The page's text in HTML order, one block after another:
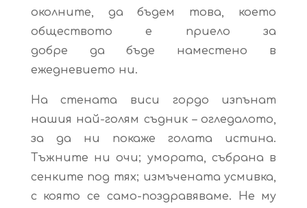
околните, да бъдем това, което
обществото е приело за
добре да бъде наместено в
ежедневието ни.
На стената виси гордо изпънат
нашия най-голям съдник – огледалото,
за да ни покаже голата истина.
Тъжните ни очи; умората, събрана в
сенките под тях; измъчената усмивка,
с която се само-поздравяваме. Не му